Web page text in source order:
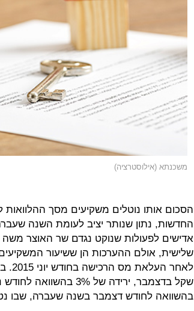
משכנתא (אילוסטרציה)
החדשות, נתון שנותר יציב לעומת השנה
אדישים לפעולות שנוקט נגדם שר האוצר
שלישית, אולם ההערכות הן ששיעור
בהשוואה לחודש דצמבר בשנה שעברה, שבו נטלו משקיעים